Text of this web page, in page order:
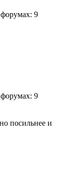
посильнее и